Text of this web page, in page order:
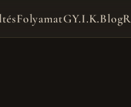
FolyamatGY.I.K.Blog